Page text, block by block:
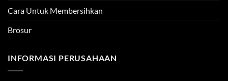
Cara Untuk Membersihkan
Brosur
INFORMASI PERUSAHAAN